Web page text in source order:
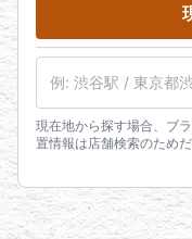
現在地から探す場合、ブ
置情報は店舗検索のため